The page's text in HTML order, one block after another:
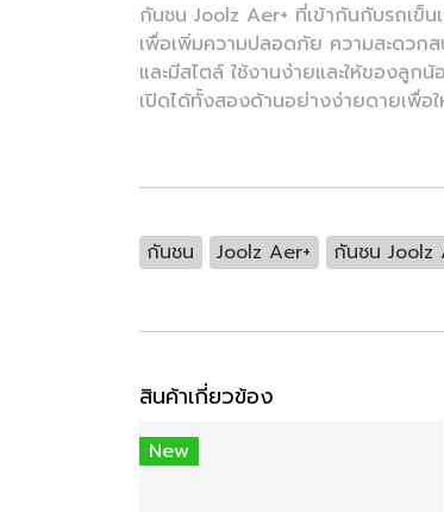
กันชน Joolz Aer+ ที่เข้ากันกับรถเข็
เพื่อเพิ่มความปลอดภัย ความสะดวก
และมีสไตล์ ใช้งานง่ายและให้ของลูกน้
เปิดได้ทั้งสองด้านอย่างง่ายดายเพื่
กันชน Joolz Aer+ กันชน Joolz
สินค้าเกี่ยวข้อง
New